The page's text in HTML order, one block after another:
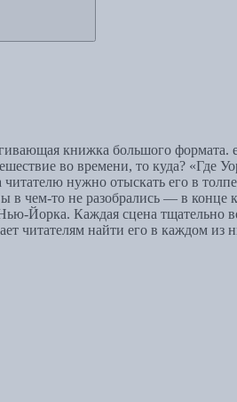
книжка большого
во времени, то куда? «Где
нужно отыскать его в
в чем-то не разобрались — в
Йорка. Каждая сцена тщательно
читателям найти его в каждом из